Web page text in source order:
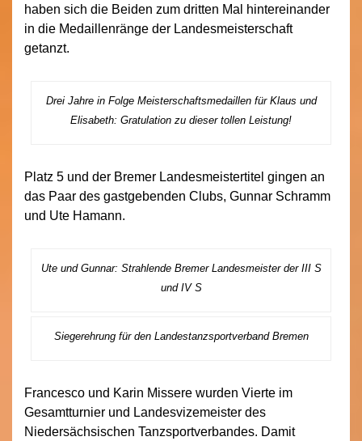
haben sich die Beiden zum dritten Mal hintereinander
in die Medaillenränge der Landesmeisterschaft
getanzt.
Drei Jahre in Folge Meisterschaftsmedaillen für Klaus und
Elisabeth: Gratulation zu dieser tollen Leistung!
Platz 5 und der Bremer Landesmeistertitel gingen an
das Paar des gastgebenden Clubs, Gunnar Schramm
und Ute Hamann.
Ute und Gunnar: Strahlende Bremer Landesmeister der III S
und IV S
Siegerehrung für den Landestanzsportverband Bremen
Francesco und Karin Missere wurden Vierte im
Gesamtturnier und Landesvizemeister des
Niedersächsischen Tanzsportverbandes. Damit